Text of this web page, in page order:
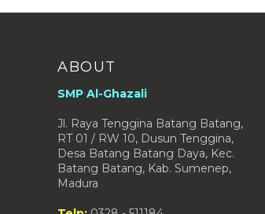
ABOUT
SMP Al-Ghazali
Jl. Raya Tenggina Batang Batang,
RT 01 / RW 10, Dusun Tenggina,
Desa Batang Batang Daya, Kec.
Batang Batang, Kab. Sumenep,
Madura